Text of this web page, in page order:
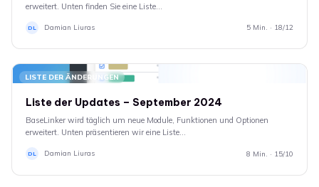
erweitert. Unten finden Sie eine Liste…
DL Damian Liuras 5 Min. · 18/12
LISTE DER ÄNDERUNGEN
Liste der Updates – September 2024
BaseLinker wird täglich um neue Module, Funktionen und Optionen
erweitert. Unten präsentieren wir eine Liste…
DL Damian Liuras 8 Min. · 15/10